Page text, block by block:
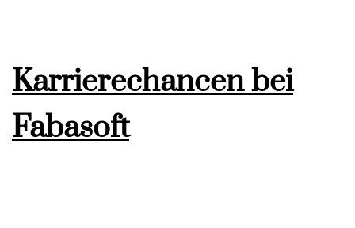
Karrierechancen bei
Fabasoft